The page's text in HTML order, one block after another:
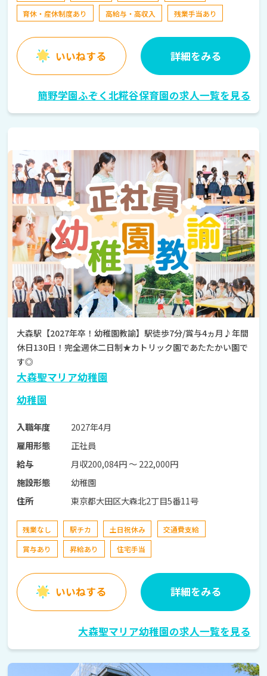
育休・産休制度あり 高給与・高収入 残業手当あり
いいねする 詳細をみる
簡野学園ふぞく北糀谷保育園の求人一覧を見る
大森駅【2027年卒！幼稚園教諭】駅徒歩7分/賞与4ヵ月♪年間
休日130日！完全週休二日制★カトリック園であたたかい園で
す◎
大森聖マリア幼稚園
幼稚園
入職年度
2027年4月
雇用形態
正社員
給与
月収200,084円 〜 222,000円
施設形態
幼稚園
住所
東京都大田区大森北2丁目5番11号
残業なし 駅チカ 土日祝休み
交通費支給
賞与あり
昇給あり 住宅手当
いいねする 詳細をみる
大森聖マリア幼稚園の求人一覧を見る